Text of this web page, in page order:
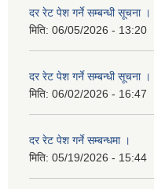
दर रेट पेश गर्ने सम्बन्धी सूचना ।
मिति: 06/05/2026 - 13:20
दर रेट पेश गर्ने सम्बन्धी सूचना ।
मिति: 06/02/2026 - 16:47
दर रेट पेश गर्ने सम्बन्धमा ।
मिति: 05/19/2026 - 15:44